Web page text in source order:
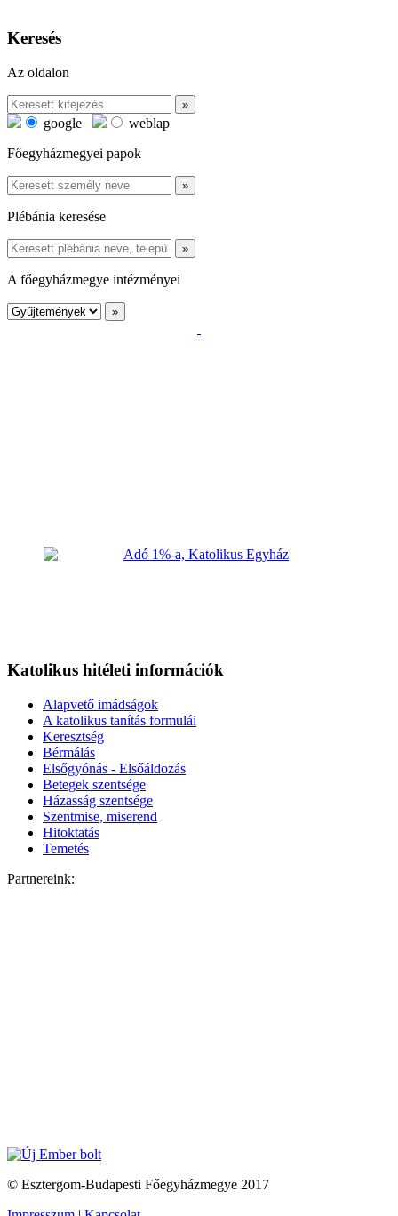
Keresés
Az oldalon
google
weblap
Főegyházmegyei papok
Plébánia keresése
A főegyházmegye intézményei
Katolikus hitéleti információk
Alapvető imádságok
A katolikus tanítás formulái
Keresztség
Bérmálás
Elsőgyónás - Elsőáldozás
Betegek szentsége
Házasság szentsége
Szentmise, miserend
Hitoktatás
Temetés
Partnereink:
© Esztergom-Budapesti Főegyházmegye 2017